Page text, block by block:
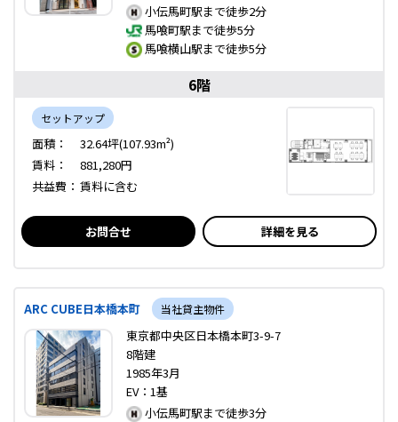
小伝馬町駅まで徒歩2分
馬喰町駅まで徒歩5分
馬喰横山駅まで徒歩5分
6階
セットアップ
面積：
32.64坪(107.93m²)
賃料：
881,280円
共益費： 賃料に含む
お問合せ 詳細を見る
ARC CUBE日本橋本町 当社貸主物件
東京都中央区日本橋本町3-9-7
8階建
1985年3月
EV：1基
小伝馬町駅まで徒歩3分